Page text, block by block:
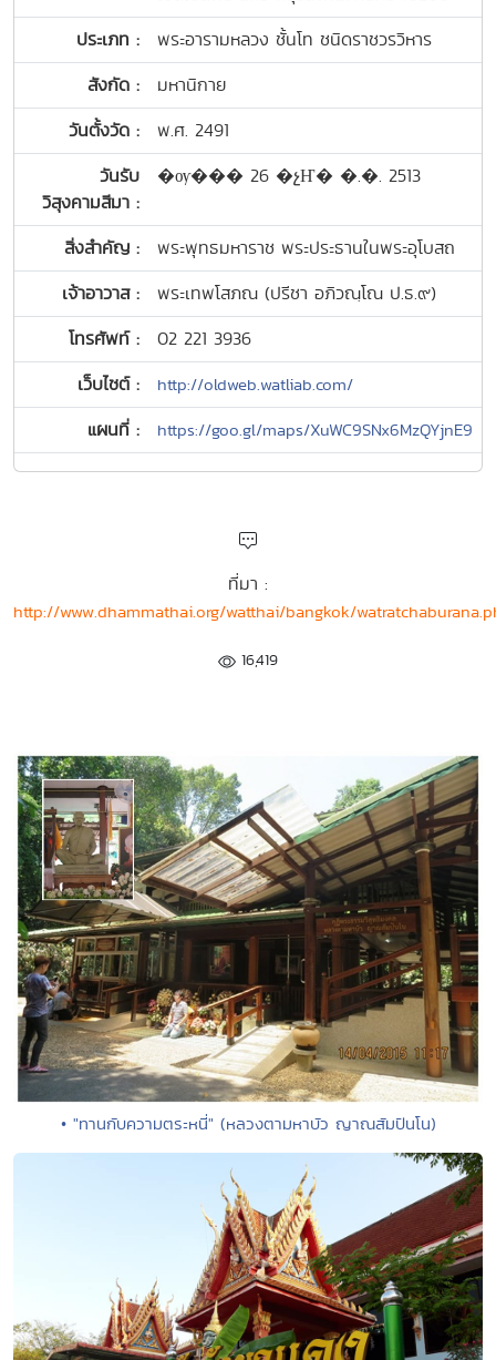
ประเภท :
พระอารามหลวง ชั้นโท ชนิดราชวรวิหาร
สังกัด :
มหานิกาย
วันตั้งวัด :
พ.ศ. 2491
วันรับ
วิสุงคามสีมา :
�ѹ��� 26 �չҤ� �.�. 2513
สิ่งสำคัญ :
พระพุทธมหาราช พระประธานในพระอุโบสถ
เจ้าอาวาส :
พระเทพโสภณ (ปรีชา อภิวณฺโณ ป.ธ.๙)
โทรศัพท์ :
02 221 3936
เว็บไซต์ :
http://oldweb.watliab.com/
แผนที่ : https://goo.gl/maps/XuWC9SNx6MzQYjnE9
ที่มา :
http://www.dhammathai.org/watthai/bangkok/
16,419
• "ทานกับความตระหนี่" (หลวงตามหาบัว ญาณสัมปันโน)